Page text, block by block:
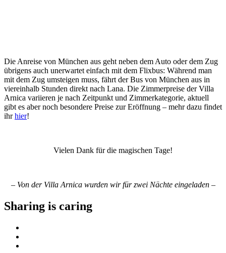
Die Anreise von München aus geht neben dem Auto oder dem Zug
übrigens auch unerwartet einfach mit dem Flixbus: Während man
mit dem Zug umsteigen muss, fährt der Bus von München aus in
viereinhalb Stunden direkt nach Lana. Die Zimmerpreise der Villa
Arnica variieren je nach Zeitpunkt und Zimmerkategorie, aktuell
gibt es aber noch besondere Preise zur Eröffnung – mehr dazu findet
ihrhier!
Vielen Dank für die magischen Tage!
– Von der Villa Arnica wurden wir für zwei Nächte eingeladen –
Sharing is caring